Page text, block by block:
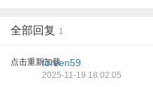
全部回复 1
点击重新加载forzen59
2025-11-19 18:02:05